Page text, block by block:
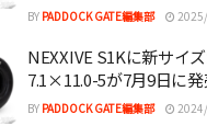
BY PADDOCK GATE編集部
NEXXIVE S1Kに新サイ
7.1×11.0-5が7月9日に発
BY PADDOCK GATE編集部